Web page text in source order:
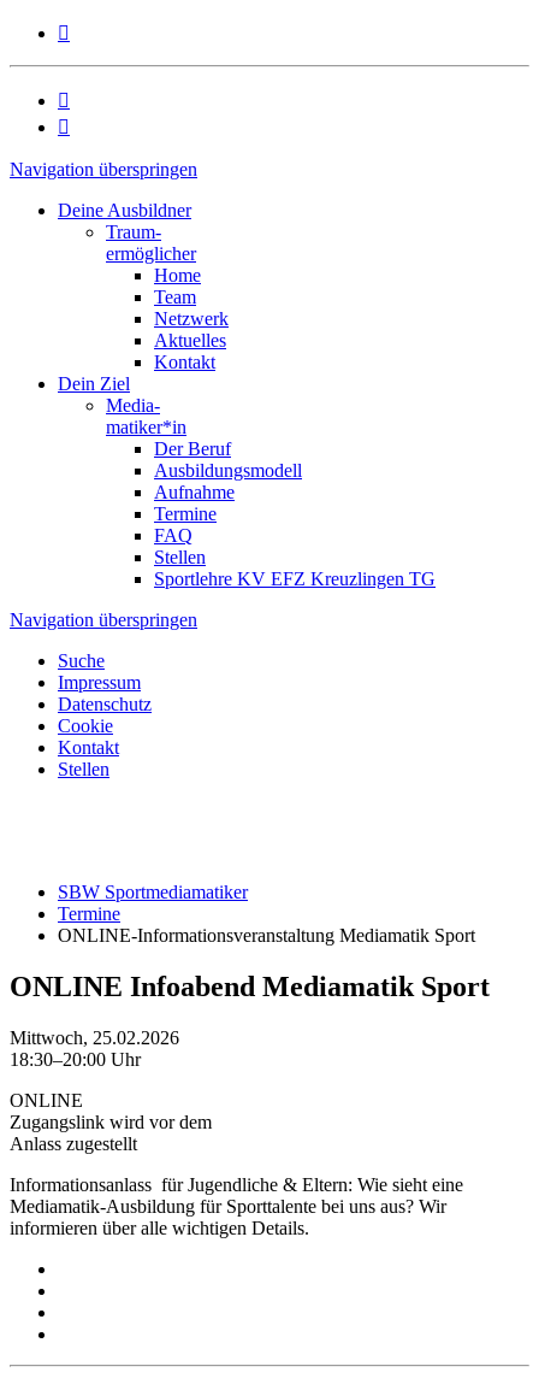



Navigation überspringen
Deine Ausbildner
Traum-
ermöglicher
Home
Team
Netzwerk
Aktuelles
Kontakt
Dein Ziel
Media-
matiker*in
Der Beruf
Ausbildungsmodell
Aufnahme
Termine
FAQ
Stellen
Sportlehre KV EFZ Kreuzlingen TG
Navigation überspringen
Suche
Impressum
Datenschutz
Cookie
Kontakt
Stellen
SBW Sportmediamatiker
Termine
ONLINE-Informationsveranstaltung Mediamatik Sport
ONLINE Infoabend Mediamatik Sport
Mittwoch, 25.02.2026
18:30–20:00 Uhr
ONLINE
Zugangslink wird vor dem
Anlass zugestellt
Informationsanlass für Jugendliche & Eltern: Wie sieht eine
Mediamatik-Ausbildung für Sporttalente bei uns aus? Wir
informieren über alle wichtigen Details.